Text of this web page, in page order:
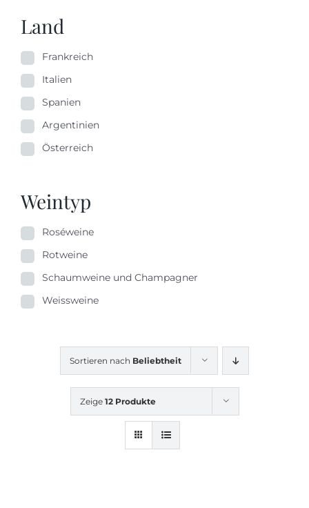
Sortieren nach Beliebtheit
Zeige 12 Produkte
Land
Frankreich
Italien
Spanien
Argentinien
Österreich
Weintyp
Roséweine
Rotweine
Schaumweine und Champagner
Weissweine